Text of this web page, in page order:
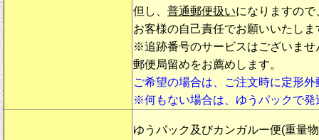
但し、 普通郵便扱いになりますの
お客様の自己責任でお願いいたしま
※追跡番号のサービスはございませ
郵便局留めをお薦めします。
ご希望の場合は、ご注文時に定形
※何もない場合は、ゆうパックで発
ゆうパック及びカンガルー便(重量